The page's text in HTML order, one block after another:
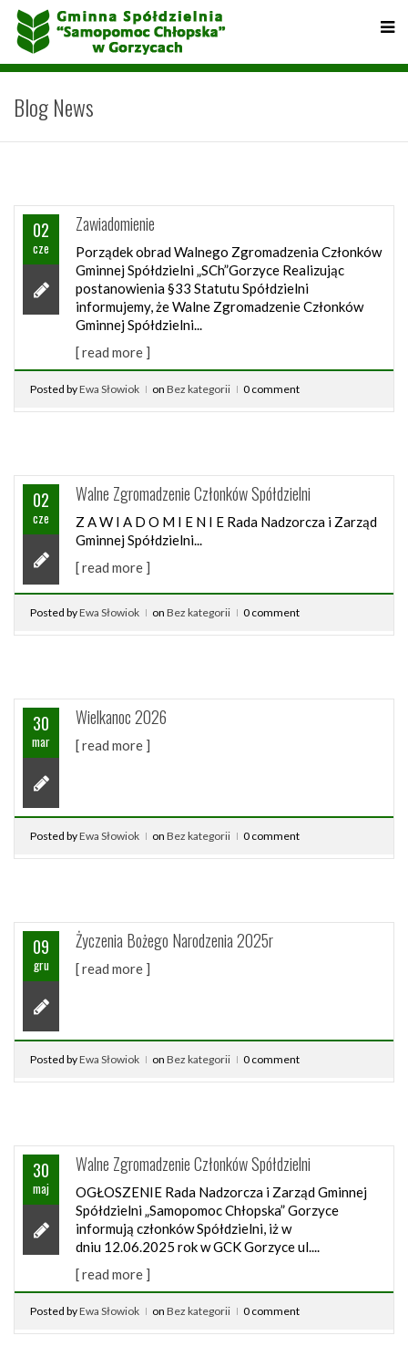
Blog News
02
cze
Zawiadomienie
Porządek obrad Walnego Zgromadzenia Członków
Gminnej Spółdzielni „SCh”Gorzyce Realizując
postanowienia §33 Statutu Spółdzielni
informujemy, że Walne Zgromadzenie Członków
Gminnej Spółdzielni...
[ read more ]
Posted byEwa Słowiok on Bez kategorii 0 comment
02
cze
Walne Zgromadzenie Członków Spółdzielni
Z A W I A D O M I E N I E Rada Nadzorcza i Zarząd
Gminnej Spółdzielni...
[ read more ]
Posted byEwa Słowiok on Bez kategorii 0 comment
30
mar
Wielkanoc 2026
[ read more ]
Posted byEwa Słowiok on Bez kategorii 0 comment
09
gru
Życzenia Bożego Narodzenia 2025r
[ read more ]
Posted byEwa Słowiok on Bez kategorii 0 comment
30
maj
Walne Zgromadzenie Członków Spółdzielni
OGŁOSZENIE Rada Nadzorcza i Zarząd Gminnej
Spółdzielni „Samopomoc Chłopska” Gorzyce
informują członków Spółdzielni, iż w
dniu 12.06.2025 rok w GCK Gorzyce ul....
[ read more ]
Posted byEwa Słowiok on Bez kategorii 0 comment